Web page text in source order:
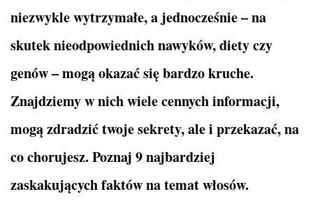
niezwykle wytrzymałe, a jednocześnie – na
skutek nieodpowiednich nawyków, diety czy
genów – mogą okazać się bardzo kruche.
Znajdziemy w nich wiele cennych informacji,
mogą zdradzić twoje sekrety, ale i przekazać, na
co chorujesz. Poznaj 9 najbardziej
zaskakujących faktów na temat włosów.